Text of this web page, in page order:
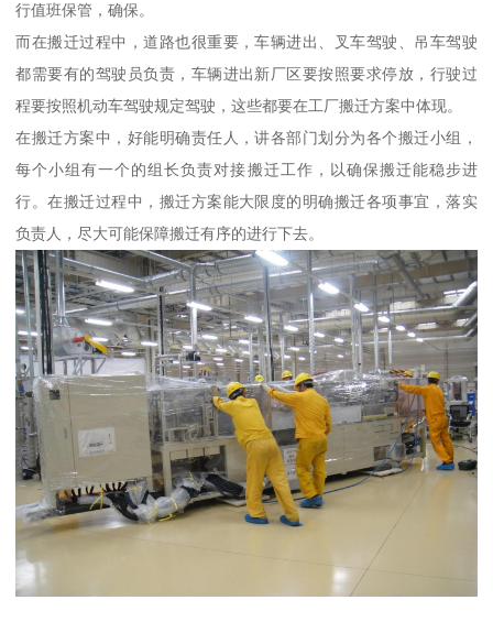
行值班保管，确保。
而在搬迁过程中，道路也很重要，车辆进出、叉车驾驶、吊车驾驶
都需要有的驾驶员负责，车辆进出新厂区要按照要求停放，行驶过
程要按照机动车驾驶规定驾驶，这些都要在工厂搬迁方案中体现。
在搬迁方案中，好能明确责任人，讲各部门划分为各个搬迁小组，
每个小组有一个的组长负责对接搬迁工作，以确保搬迁能稳步进
行。在搬迁过程中，搬迁方案能大限度的明确搬迁各项事宜，落实
负责人，尽大可能保障搬迁有序的进行下去。